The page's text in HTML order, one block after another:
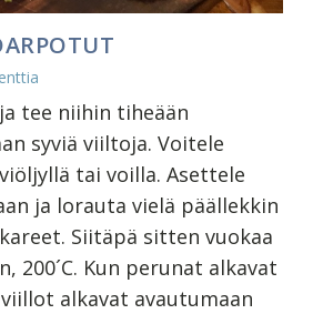
tee niihin tiheään
syviä viiltoja. Voitele
tai voilla. Asettele
ja lorauta vielä päällekkin
Siitäpä sitten vuokaa
200´C. Kun perunat alkavat
alkavat avautumaan